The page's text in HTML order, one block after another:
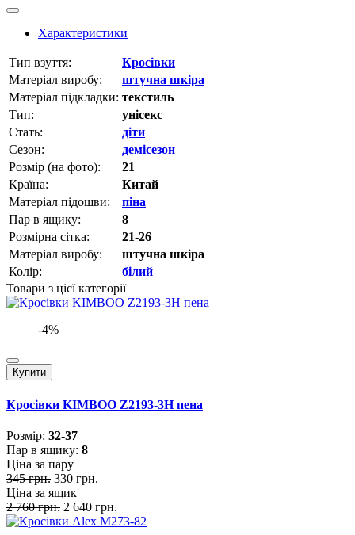
Характеристики
Тип взуття:
Кросівки
Матеріал виробу:
штучна шкіра
Матеріал підкладки: текстиль
Тип:
унісекс
Стать:
діти
Сезон:
демісезон
Розмір (на фото):
21
Країна:
Китай
Матеріал підошви:
піна
Пар в ящику:
8
Розмірна сітка:
21-26
Матеріал виробу:
штучна шкіра
Колір:
білий
Товари з цієї категорії
-4%
Купити
Кросівки KIMBOO Z2193-3H пена
Розмiр: 32-37
Пар в ящику: 8
Ціна за пару
345 грн. 330 грн.
Ціна за ящик
2 760 грн. 2 640 грн.